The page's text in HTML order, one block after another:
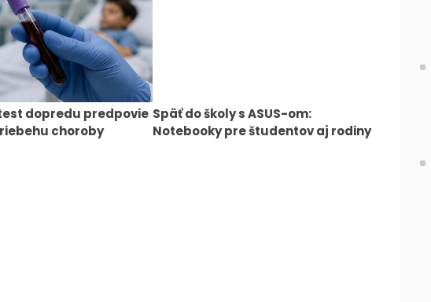
dopredu predpovie
choroby
Späť do školy s ASUS-om:
Notebooky pre študentov aj rodiny